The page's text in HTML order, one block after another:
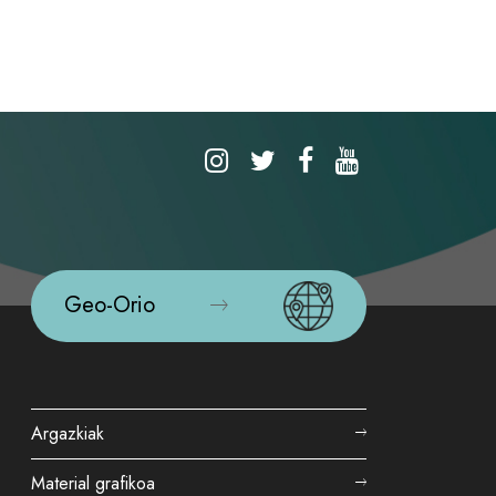
Geo-Orio
Argazkiak
Material grafikoa